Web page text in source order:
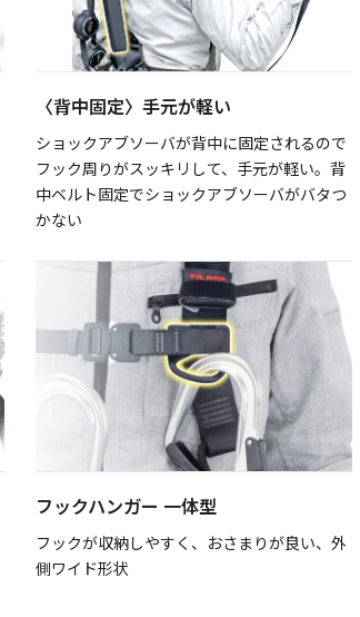
〈背中固定〉手元が軽い
ショックアブソーバが背中に固定されるので
フック周りがスッキリして、手元が軽い。背
中ベルト固定でショックアブソーバがバタつ
かない
フックハンガー 一体型
フックが収納しやすく、おさまりが良い、外
側ワイド形状